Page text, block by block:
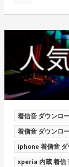
着信音 ダウンロ
着信音 ダウンロ
iphone 着信音 ダ
xperia 内蔵 着信